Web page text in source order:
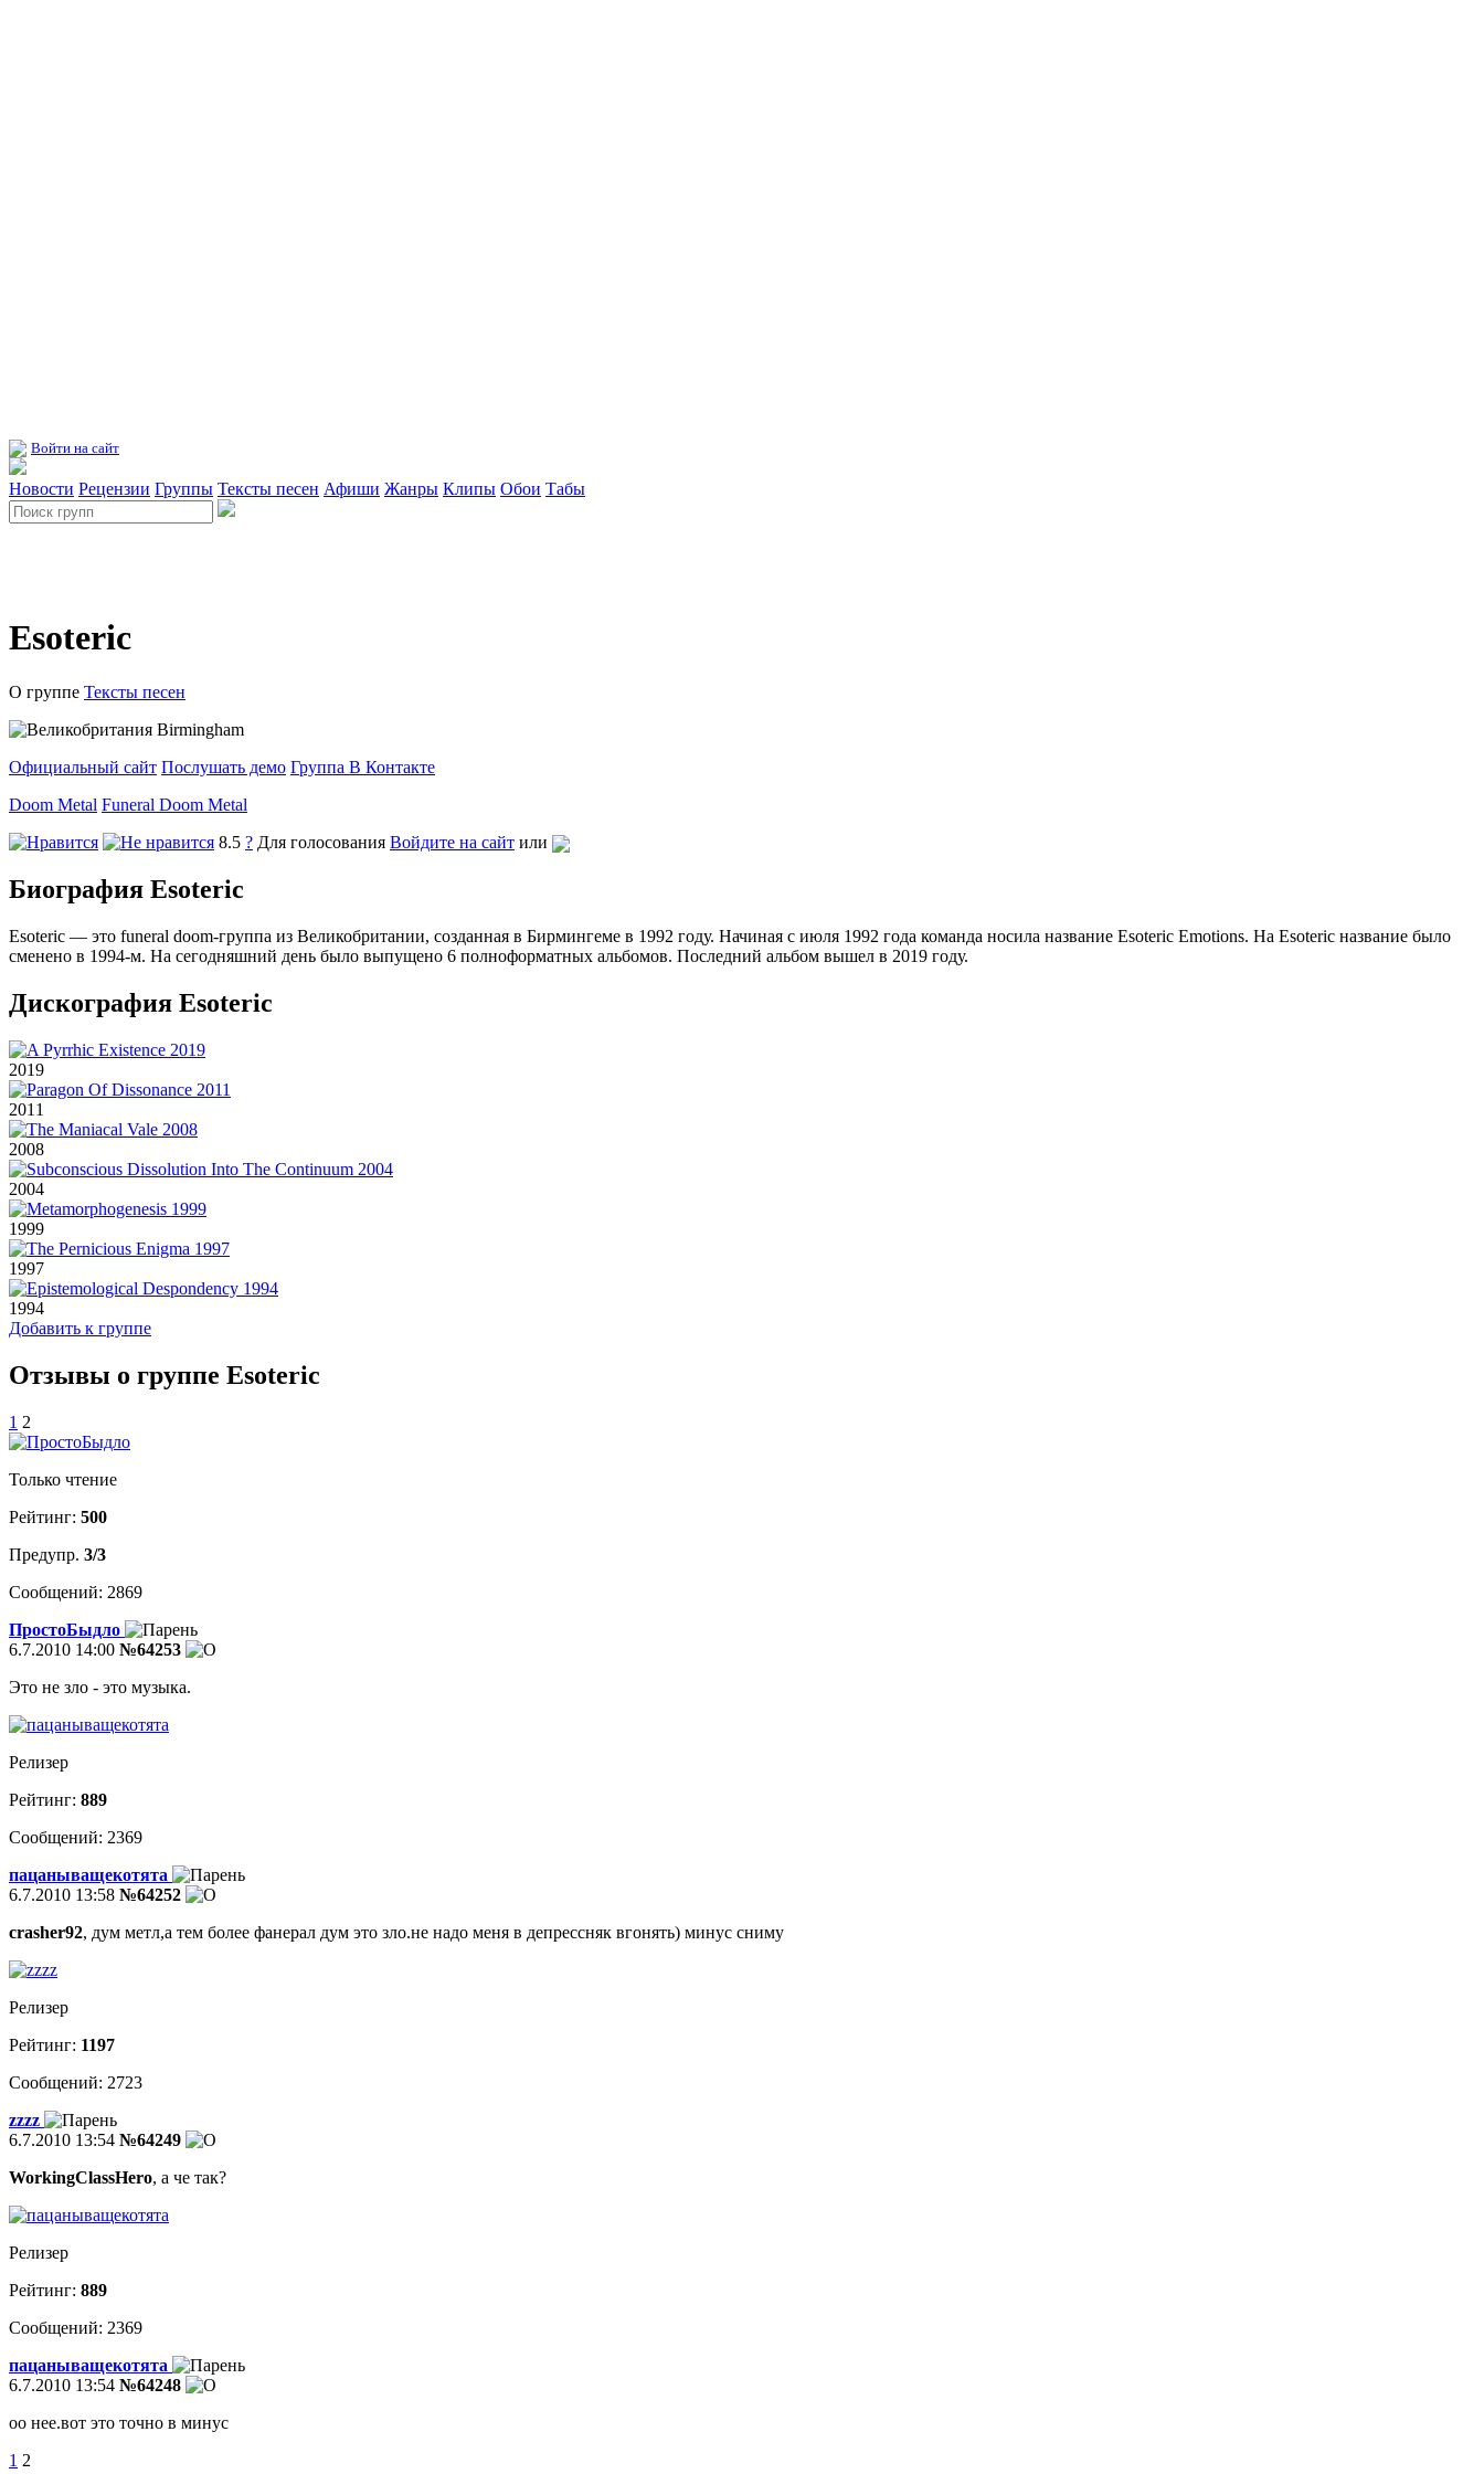
Войти на сайт
Новости Рецензии Группы Тексты песен Афиши Жанры Клипы Обои Табы
Esoteric
О группе Тексты песен
Birmingham
Официальный сайт Послушать демо Группа В Контакте
Doom Metal Funeral Doom Metal
8.5 ? Для голосования Войдите на сайт или
Биография Esoteric
Esoteric — это funeral doom-группа из Великобритании, созданная в Бирмингеме в 1992 году. Начиная с июля 1992 года команда носила название Esoteric Emotions. На Esoteric название было
сменено в 1994-м. На сегодняшний день было выпущено 6 полноформатных альбомов. Последний альбом вышел в 2019 году.
Дискография Esoteric
2019
2011
2008
2004
1999
1997
1994
Добавить к группе
Отзывы о группе Esoteric
1 2
Только чтение
Рейтинг: 500
Предупр. 3/3
Сообщений: 2869
ПростоБыдло
6.7.2010 14:00 №64253
Это не зло - это музыка.
Релизер
Рейтинг: 889
Сообщений: 2369
пацаныващекотята
6.7.2010 13:58 №64252
crasher92, дум метл,а тем более фанерал дум это зло.не надо меня в депрессняк вгонять) минус сниму
Релизер
Рейтинг: 1197
Сообщений: 2723
zzzz
6.7.2010 13:54 №64249
WorkingClassHero, а че так?
Релизер
Рейтинг: 889
Сообщений: 2369
пацаныващекотята
6.7.2010 13:54 №64248
оо нее.вот это точно в минус
1 2